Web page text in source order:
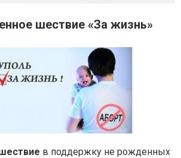
шествие «За жизнь»
в поддержку не рожденных